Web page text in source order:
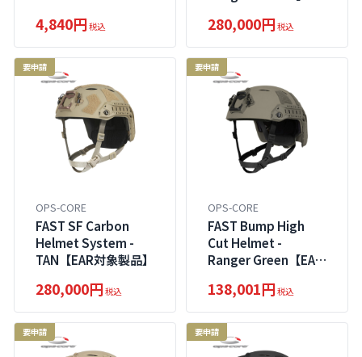
4,840円税込 280,000円税込
要申請
OPS-CORE
FAST SF Carbon
Helmet System -
TAN【EAR対象製品】
280,000円税込
要申請
OPS-CORE
FAST Bump High
Cut Helmet -
Ranger Green【EAR
138,001円税込
要申請 要申請